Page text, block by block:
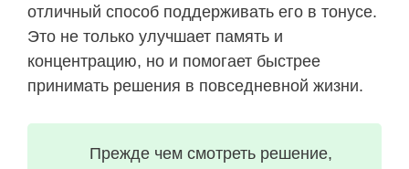
отличный способ поддерживать его в тонусе.
Это не только улучшает память и
концентрацию, но и помогает быстрее
принимать решения в повседневной жизни.
Прежде чем смотреть решение,